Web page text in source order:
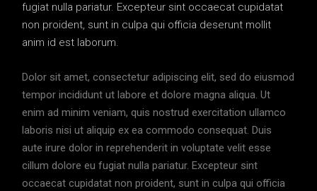
fugiat nulla pariatur. Excepteur sint occaecat cupidatat
non proident, sunt in culpa qui officia deserunt mollit
anim id est laborum.
Dolor sit amet, consectetur adipiscing elit, sed do eiusmod
tempor incididunt ut labore et dolore magna aliqua. Ut
enim ad minim veniam, quis nostrud exercitation ullamco
laboris nisi ut aliquip ex ea commodo consequat. Duis
aute irure dolor in reprehenderit in voluptate velit esse
cillum dolore eu fugiat nulla pariatur. Excepteur sint
occaecat cupidatat non proident, sunt in culpa qui officia